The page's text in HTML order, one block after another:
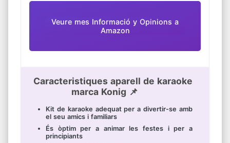
processador d'àudio professional.
Impressionant so KTV en viu, recull tots els
tons bells tant alts com baixos amb el ritme
tecla “Mic” i escoltarà el so “beep”, disminueix
la veu original de la música; pressiona la tecla
“Mic” dues vegades per a canviar la veu.
Micròfon Sense fil, 1 x USB Cable, 1 x 3.5mm
Cable d'Àudio, 1 x Manual d'instruccions en
Inglés
Veure mes Informació y Opinions a
Amazon
Caracteristiques aparell de karaoke
marca Konig 📌
Kit de karaoke adequat per a divertir-se amb
el seu amics i familiars
És òptim per a animar les festes i per a
principiants